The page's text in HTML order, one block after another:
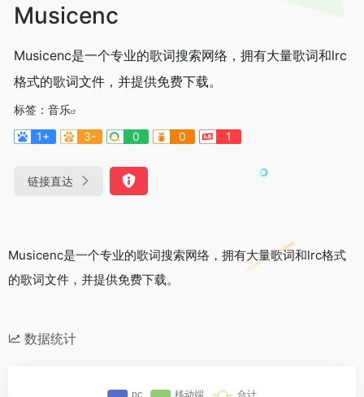
Musicenc
Musicenc是一个专业的歌词搜索网络，拥有大量歌词和lrc
格式的歌词文件，并提供免费下载。
标签： 音乐
1+
3- 0 0 1
链接直达
Musicenc是一个专业的歌词搜索网络，拥有大量歌词和lrc格式
的歌词文件，并提供免费下载。
数据统计